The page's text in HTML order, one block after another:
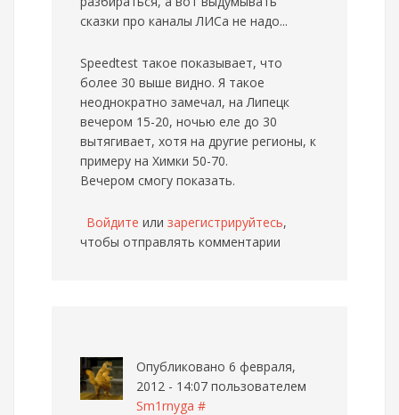
сказки про каналы ЛИСа не надо...
Speedtest такое показывает, что
более 30 выше видно. Я такое
неоднократно замечал, на Липецк
вечером 15-20, ночью еле до 30
вытягивает, хотя на другие регионы, к
примеру на Химки 50-70.
Вечером смогу показать.
Войдите или зарегистрируйтесь,
чтобы отправлять комментарии
Опубликовано 6 февраля,
2012 - 14:07 пользователем
Sm1rnyga #